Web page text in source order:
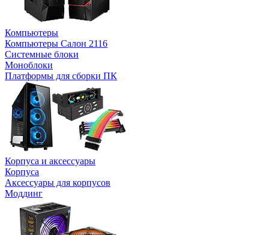
Компьютеры
Компьютеры Салон 2116
Системные блоки
Моноблоки
Платформы для сборки ПК
Корпуса и аксессуары
Корпуса
Аксессуары для корпусов
Моддинг